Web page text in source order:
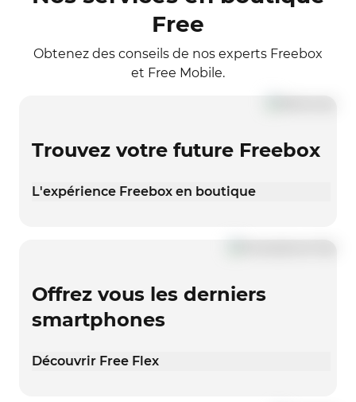
Free
Obtenez des conseils de nos experts Freebox
et Free Mobile.
Trouvez votre future Freebox
L'expérience Freebox en boutique
Offrez vous les derniers
smartphones
Découvrir Free Flex